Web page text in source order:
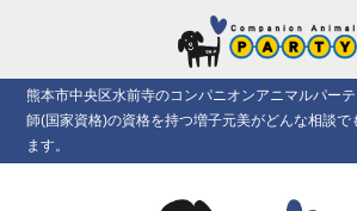
熊本市中央区水前寺のコンパニオンアニマルパー
師(国家資格)の資格を持つ増子元美がどんな相談で
ます。